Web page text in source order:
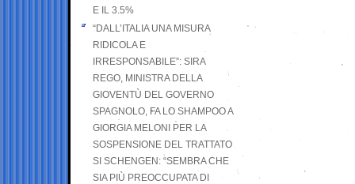
E IL 3.5%
“DALL’ITALIA UNA MISURA
RIDICOLA E
IRRESPONSABILE”: SIRA
REGO, MINISTRA DELLA
GIOVENTÙ DEL GOVERNO
SPAGNOLO, FA LO SHAMPOO A
GIORGIA MELONI PER LA
SOSPENSIONE DEL TRATTATO
SI SCHENGEN: “SEMBRA CHE
SIA PIÙ PREOCCUPATA DI